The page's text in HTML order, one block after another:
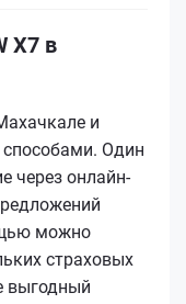
X7 в
и
Один
через онлайн-
можно
страховых
выгодный